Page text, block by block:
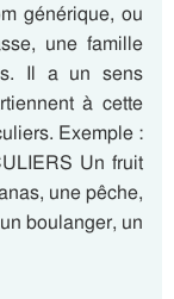
générique, ou
une famille
Il a un sens
à cette
Exemple :
Un fruit
une pêche,
boulanger, un